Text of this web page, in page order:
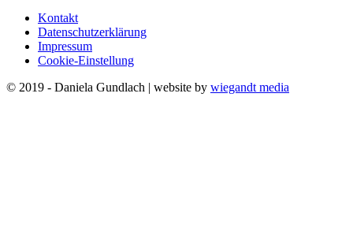
Kontakt
Datenschutzerklärung
Impressum
Cookie-Einstellung
© 2019 - Daniela Gundlach | website by wiegandt media